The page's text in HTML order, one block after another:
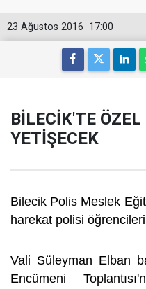
17:00
23 Ağustos 2016
BİLECİK'TE
YETİŞECEK
Bilecik Polis Meslek
harekat polisi
Vali Süleyman Elban
Encümeni